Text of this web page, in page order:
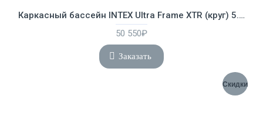
Каркасный бассейн INTEX Ultra Frame XTR (круг) 5.49 х 1.32 м ; артикул 26330
50 550₽
Заказать
Скидки